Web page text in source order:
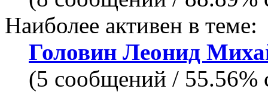
Наиболее активен в теме:
Головин Леонид
(5 сообщений / 55.56%